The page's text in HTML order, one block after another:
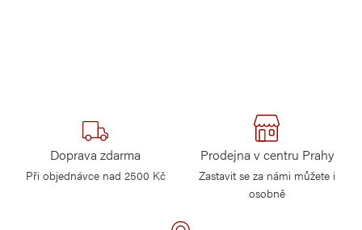
Doprava zdarma
Při objednávce nad 2500 Kč
Prodejna v centru Prahy
Zastavit se za námi můžete i
osobně